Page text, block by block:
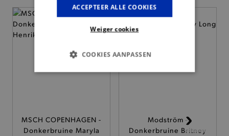
MSCH COPENHAGEN -
Donkerbruine Maryla
Modström -
Donkerbruine Britney
ACCEPTEER ALLE COOKIES
Weiger cookies
COOKIES AANPASSEN
BASIS COOKIES
TARGETING